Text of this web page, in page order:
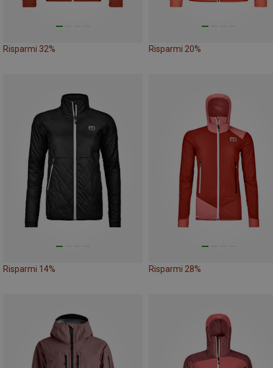
Risparmi 32% Risparmi 20%
Risparmi 14% Risparmi 28%